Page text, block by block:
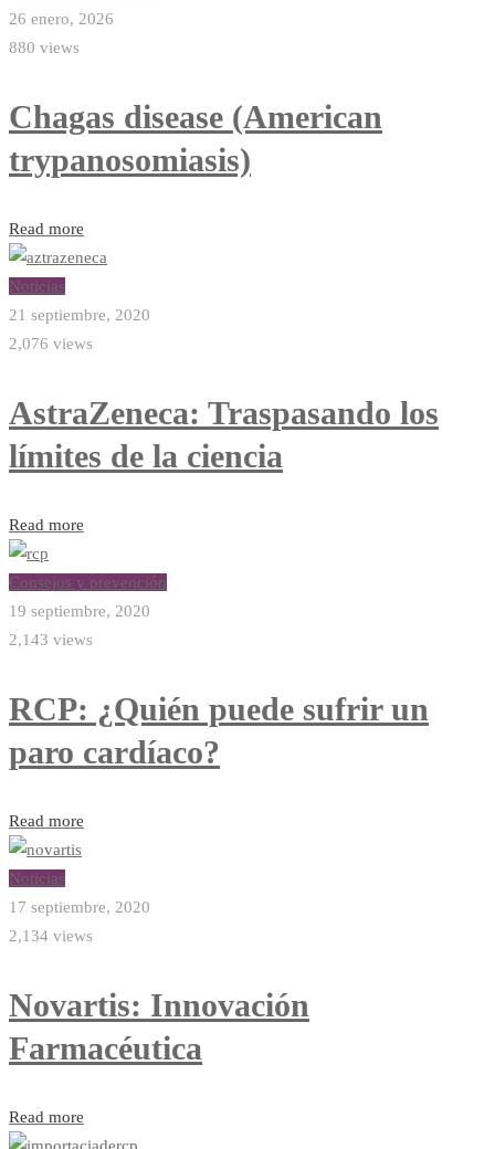
26 enero, 2026
880 views
Chagas disease (American
trypanosomiasis)
Read more
Noticias
21 septiembre, 2020
2,076 views
AstraZeneca: Traspasando los
límites de la ciencia
Read more
Consejos y prevención
19 septiembre, 2020
2,143 views
RCP: ¿Quién puede sufrir un
paro cardíaco?
Read more
Noticias
17 septiembre, 2020
2,134 views
Novartis: Innovación
Farmacéutica
Read more